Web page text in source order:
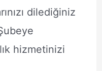
dilediğiniz
hizmetinizi